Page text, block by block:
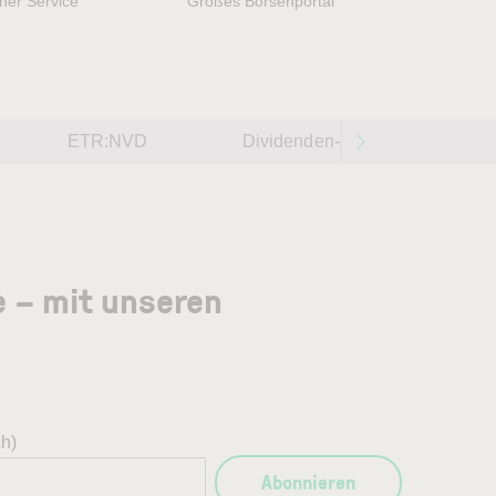
ETR:NVD Dividenden-Aktien weltweit
– mit unseren
Abonnieren